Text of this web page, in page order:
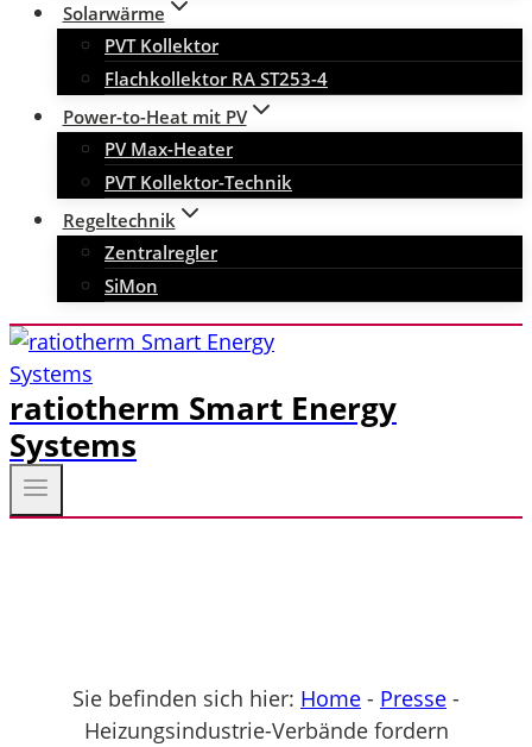
Solarwärme
PVT Kollektor
Flachkollektor RA ST253-4
Power-to-Heat mit PV
PV Max-Heater
PVT Kollektor-Technik
Regeltechnik
Zentralregler
SiMon
ratiotherm Smart Energy
Systems
Sie befinden sich hier: Home - Presse -
Heizungsindustrie-Verbände fordern